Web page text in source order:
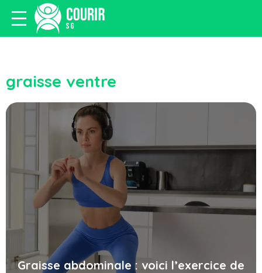
graisse ventre
Graisse abdominale : voici l’exercice de